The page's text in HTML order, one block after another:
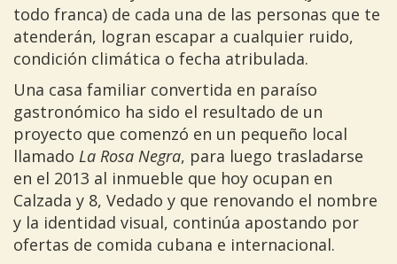
todo franca) de cada una de las personas que te
atenderán, logran escapar a cualquier ruido,
condición climática o fecha atribulada.
Una casa familiar convertida en paraíso
gastronómico ha sido el resultado de un
proyecto que comenzó en un pequeño local
llamado La Rosa Negra, para luego trasladarse
en el 2013 al inmueble que hoy ocupan en
Calzada y 8, Vedado y que renovando el nombre
y la identidad visual, continúa apostando por
ofertas de comida cubana e internacional.